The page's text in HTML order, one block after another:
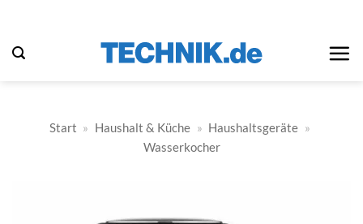
springen
Start » Haushalt & Küche » Haushaltsgeräte »
Wasserkocher